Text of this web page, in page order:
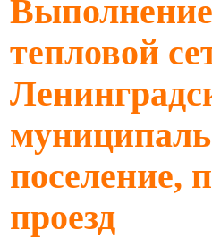
Выполнение
тепловой
поселение,
проезд